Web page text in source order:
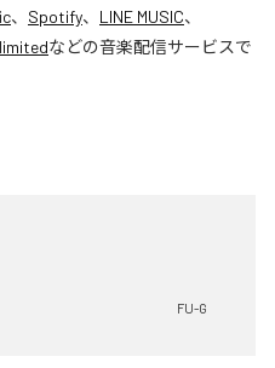
、 Spotify、 LINE MUSIC、
などの音楽配信サービスで
FU-G